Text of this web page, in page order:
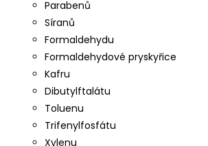
Parabenů
Síranů
Formaldehydu
Formaldehydové pryskyřice
Kafru
Dibutylftalátu
Toluenu
Trifenylfosfátu
Xylenu